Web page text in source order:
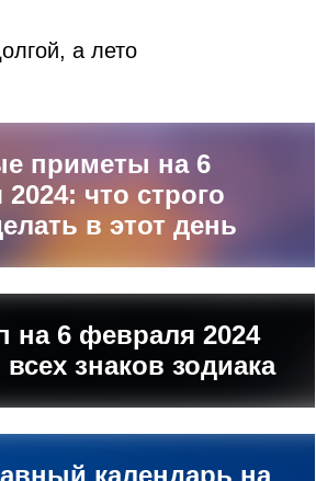
а лето
приметы на 6
что строго
в этот день
на 6 февраля 2024
знаков зодиака
календарь на